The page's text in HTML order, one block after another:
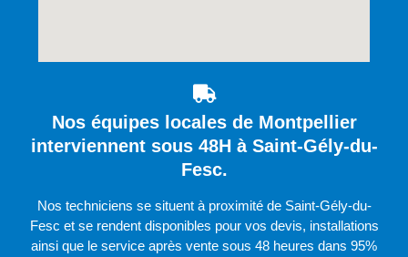
Nos équipes locales de Montpellier
interviennent sous 48H à Saint-Gély-du-
Fesc.
Nos techniciens se situent à proximité de Saint-Gély-du-
Fesc et se rendent disponibles pour vos devis, installations
ainsi que le service après vente sous 48 heures dans 95%